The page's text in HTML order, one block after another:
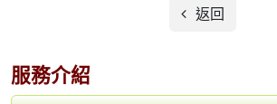
返回
服務介紹